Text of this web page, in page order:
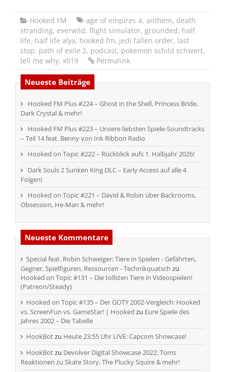
Hooked FM age of empires 4, anthem, death
stranding, everwild, flight simulator, grounded, half
life, half life alyx, hooked fm, jedi fallen order, last
stop, path of exile 2, podcast, pokemon schild schwert,
tell me why, x019 Permalink
Neueste Beiträge
Hooked FM Plus #224 – Ghost in the Shell, Princess Bride,
Dark Crystal & mehr!
Hooked FM Plus #223 – Unsere liebsten Spiele-Soundtracks
– Teil 14 feat. Benny von Ink Ribbon Radio
Hooked on Topic #222 – Rückblick aufs 1. Halbjahr 2026!
Dark Souls 2 Sunken King DLC – Early Access auf alle 4
Folgen!
Hooked on Topic #221 – David & Robin über Backrooms,
Obsession, He-Man & mehr!
Neueste Kommentare
Special feat. Robin Schweiger: Tiere in Spielen - Gefährten,
Gegner, Spielfiguren, Ressourcen - Technikquatsch zu
Hooked on Topic #131 – Die tollsten Tiere in Videospielen!
(Patreon/Steady)
Hooked on Topic #135 – Der GOTY 2002-Vergleich: Hooked
vs. ScreenFun vs. GameStar! | Hooked zu Eure Spiele des
Jahres 2002 – Die Tabelle
HookBotzu Heute 23:55 Uhr LIVE: Capcom Showcase!
HookBotzu Devolver Digital Showcase 2022: Toms
Reaktionen zu Skate Story, The Plucky Squire & mehr!